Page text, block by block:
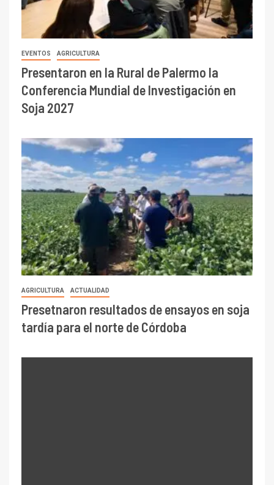
EVENTOS AGRICULTURA
Presentaron en la Rural de Palermo la
Conferencia Mundial de Investigación en
Soja 2027
AGRICULTURA ACTUALIDAD
Presetnaron resultados de ensayos en soja
tardía para el norte de Córdoba